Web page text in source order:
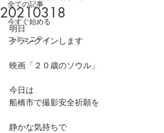
全ての記事
今すぐ始める
コミュニティ
20210318
明日
クランクインします
映画「２０歳のソウル」
今日は
船橋市で撮影安全祈願を
静かな気持ちで